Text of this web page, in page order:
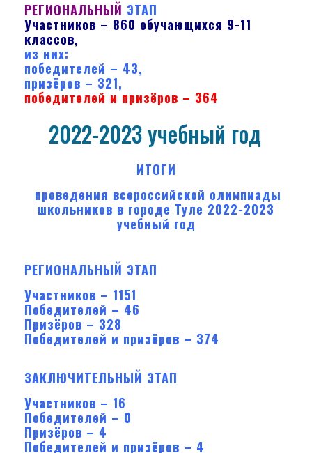
РЕГИОНАЛЬНЫЙ ЭТАП
Участников – 860 обучающихся 9-11
классов,
из них:
победителей – 43,
призёров – 321,
победителей и призёров – 364
2022-2023 учебный год
ИТОГИ
проведения всероссийской олимпиады
школьников в городе Туле 2022-2023
учебный год
РЕГИОНАЛЬНЫЙ ЭТАП
Участников – 1151
Победителей – 46
Призёров – 328
Победителей и призёров – 374
ЗАКЛЮЧИТЕЛЬНЫЙ ЭТАП
Участников – 16
Победителей – 0
Призёров – 4
Победителей и призёров – 4